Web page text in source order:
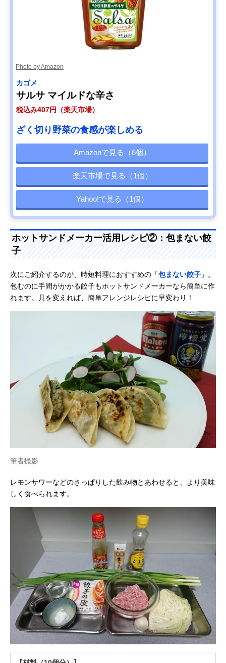
Photo by Amazon
カゴメ
サルサ マイルドな辛さ
税込み407円（楽天市場）
ざく切り野菜の食感が楽しめる
Amazonで見る（6個）
楽天市場で見る（1個）
Yahoo!で見る（1個）
ホットサンドメーカー活用レシピ②：包まない餃
子
次にご紹介するのが、時短料理におすすめの「包まない餃子 」。
包むのに手間がかかる餃子もホットサンドメーカーなら簡単に作
れます。具を変えれば、簡単アレンジレシピに早変わり！
筆者撮影
レモンサワーなどのさっぱりした飲み物とあわせると、より美味
しく食べられます。